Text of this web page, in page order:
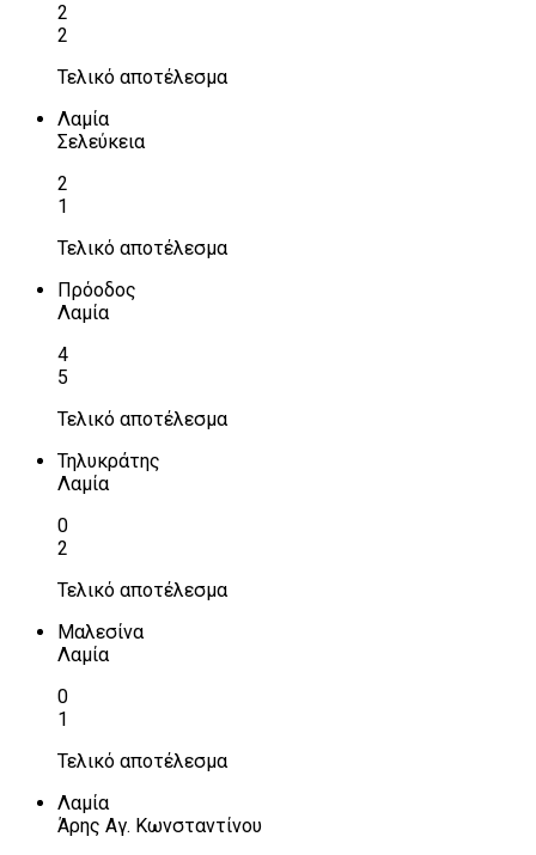
2
2
Τελικό αποτέλεσμα
Λαμία
Σελεύκεια
2
1
Τελικό αποτέλεσμα
Πρόοδος
Λαμία
4
5
Τελικό αποτέλεσμα
Τηλυκράτης
Λαμία
0
2
Τελικό αποτέλεσμα
Μαλεσίνα
Λαμία
0
1
Τελικό αποτέλεσμα
Λαμία
Άρης Αγ. Κωνσταντίνου